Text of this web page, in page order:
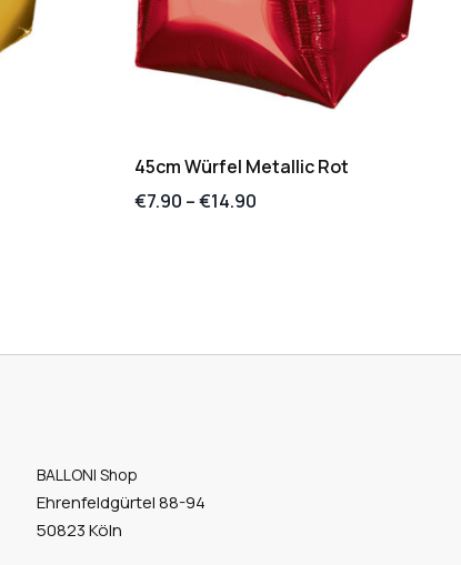
45cm Würfel Metallic Rot
€7.90 –€14.90
BALLONI Shop
Ehrenfeldgürtel 88-94
50823 Köln